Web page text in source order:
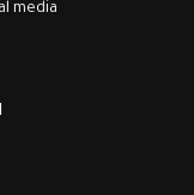
media